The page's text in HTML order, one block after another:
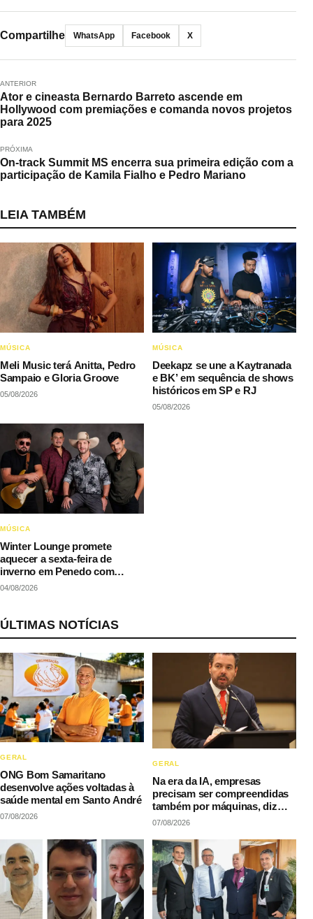
Compartilhe WhatsApp Facebook X
ANTERIOR
Ator e cineasta Bernardo Barreto ascende em
Hollywood com premiações e comanda novos projetos
para 2025
PRÓXIMA
On-track Summit MS encerra sua primeira edição com a
participação de Kamila Fialho e Pedro Mariano
LEIA TAMBÉM
MÚSICA
Meli Music terá Anitta, Pedro
Sampaio e Gloria Groove
05/08/2026
MÚSICA
Deekapz se une a Kaytranada
e BK’ em sequência de shows
históricos em SP e RJ
05/08/2026
MÚSICA
Winter Lounge promete
aquecer a sexta-feira de
inverno em Penedo com
música e gastronomia
04/08/2026
ÚLTIMAS NOTÍCIAS
GERAL
ONG Bom Samaritano
desenvolve ações voltadas à
saúde mental em Santo André
07/08/2026
GERAL
Na era da IA, empresas
precisam ser compreendidas
também por máquinas, diz
LAQI
07/08/2026